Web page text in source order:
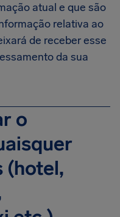
atual e que são
relativa ao
de receber esse
da sua
o
(hotel,